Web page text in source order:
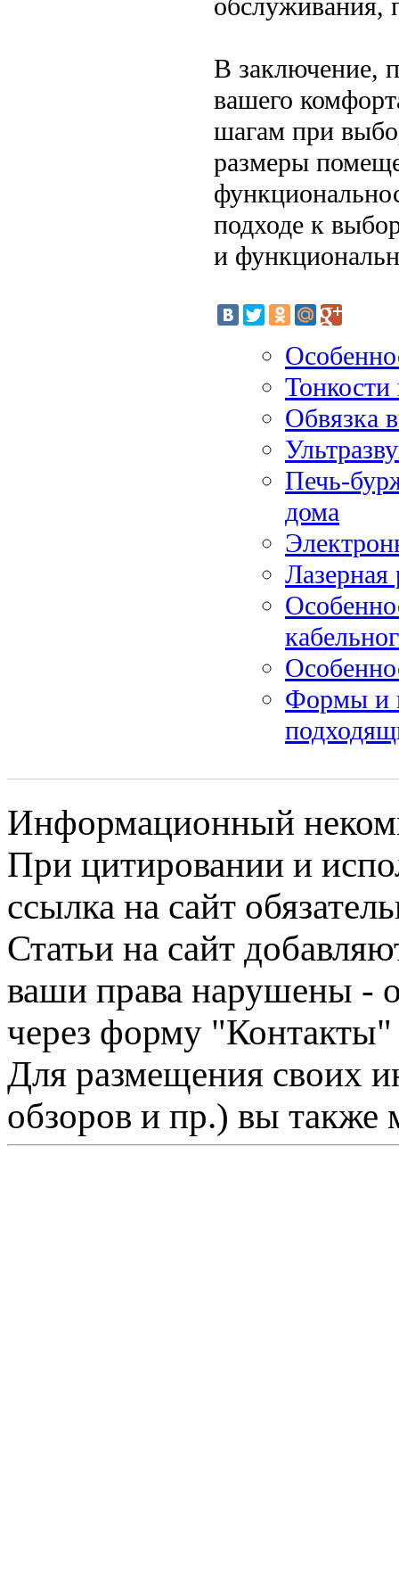
обслуживания,
В заключение,
вашего
шагам при
размеры
подходе к
и
Тонкости
Обвязка
Печь-
дома
Лазерная
Формы и
Информационный
При цитировании и
ссылка на сайт
Статьи на сайт
ваши права нарушены -
через форму "Контакты"
Для размещения своих
обзоров и пр.) вы также